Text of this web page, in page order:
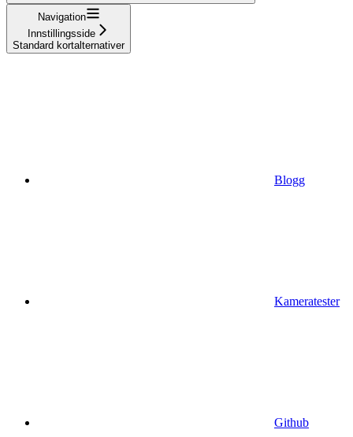
Navigation
Innstillingsside
Standard kortalternativer
Blogg
Kameratester
Github